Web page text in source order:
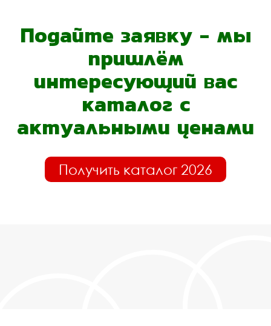
Подайте заявку - мы
пришлём
интересующий вас
каталог с
актуальными ценами
Получить каталог 2026